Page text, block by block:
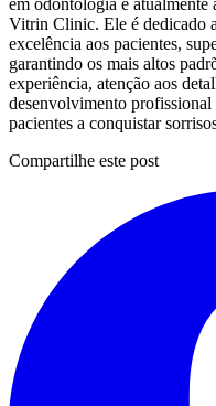
em odontologia e
Vitrin Clinic. Ele é dedicado
excelência aos pacientes,
garantindo os mais altos
experiência, atenção aos
desenvolvimento
pacientes a conquistar
Compartilhe este post